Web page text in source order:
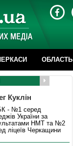
ОБЛАСТЬ
Куклін
- №1 серед
України за
НМТ та №2
ліцеїв Черкащини